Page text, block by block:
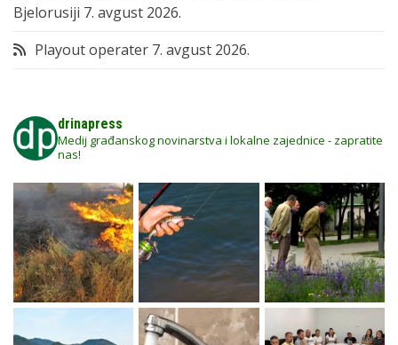
Bjelorusiji 7. avgust 2026.
Playout operater 7. avgust 2026.
drinapress
Medij građanskog novinarstva i lokalne zajednice - zapratite
nas!